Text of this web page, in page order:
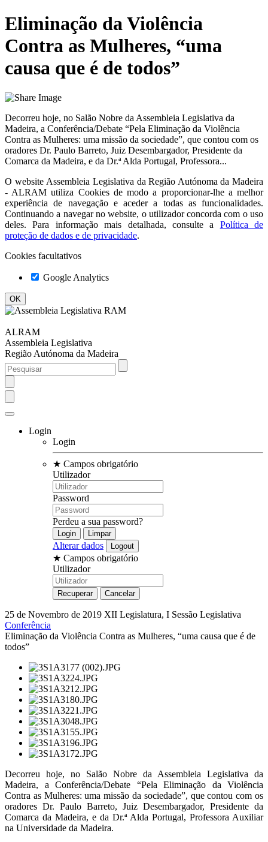
Eliminação da Violência
Contra as Mulheres, “uma
causa que é de todos”
Decorreu hoje, no Salão Nobre da Assembleia Legislativa da
Madeira, a Conferência/Debate “Pela Eliminação da Violência
Contra as Mulheres: uma missão da sociedade”, que contou com os
oradores Dr. Paulo Barreto, Juiz Desembargador, Presidente da
Comarca da Madeira, e da Dr.ª Alda Portugal, Professora...
O website Assembleia Legislativa da Região Autónoma da Madeira
- ALRAM utiliza Cookies de modo a proporcionar-lhe a melhor
experiência de navegação e aceder a todas as funcionalidades.
Continuando a navegar no website, o utilizador concorda com o uso
deles. Para informação mais detalhada, consulte a
Política de
proteção de dados e de privacidade.
Cookies facultativos
Google Analytics
ALRAM
Assembleia Legislativa
Região Autónoma da Madeira
Login
Login
★ Campos obrigatório
Utilizador
Password
Perdeu a sua password?
Alterar dados
★ Campos obrigatório
Utilizador
25 de Novembro de 2019 XII Legislatura, I Sessão Legislativa
Conferência
Eliminação da Violência Contra as Mulheres, “uma causa que é de
todos”
Decorreu hoje, no Salão Nobre da Assembleia Legislativa da
Madeira, a Conferência/Debate “Pela Eliminação da Violência
Contra as Mulheres: uma missão da sociedade”, que contou com os
oradores Dr. Paulo Barreto, Juiz Desembargador, Presidente da
Comarca da Madeira, e da Dr.ª Alda Portugal, Professora Auxiliar
na Universidade da Madeira.